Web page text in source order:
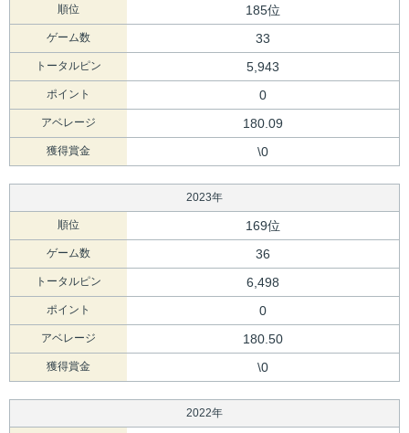
順位 185位
ゲーム数 33
トータルピン 5,943
ポイント 0
アベレージ 180.09
獲得賞金 \0
2023年
順位 169位
ゲーム数 36
トータルピン 6,498
ポイント 0
アベレージ 180.50
獲得賞金 \0
2022年